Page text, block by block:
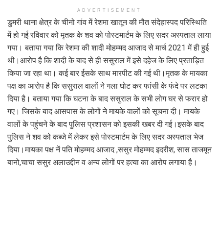
ADVERTISEMENT
डुमरी थाना क्षेत्र के चीनो गांव में रेशमा खातून की मौत संदेहास्पद परिस्थिति
में हो गई रविवार को मृतक के शव को पोस्टमार्टम के लिए सदर अस्पताल लाया
गया। बताया गया कि रेशमा की शादी मोहम्मद आजाद से मार्च 2021 में ही हुई
थी।आरोप है कि शादी के बाद से ही ससुराल में इसे दहेज के लिए प्रताड़ित
किया जा रहा था। कई बार ईसके साथ मारपीट की गई थी।मृतक के मायका
पक्ष का आरोप है कि ससुराल वालों ने गला घोट कर फांसी के फंदे पर लटका
दिया है। बताया गया कि घटना के बाद ससुराल के सभी लोग घर से फरार हो
गए। जिसके बाद आसपास के लोगों ने मायके वालों को सूचना दी। मायके
वालों के पहुंचने के बाद पुलिस प्रशासन को इसकी खबर दी गई।इसके बाद
पुलिस ने शव को कब्जे में लेकर इसे पोस्टमार्टम के लिए सदर अस्पताल भेज
दिया।मायका पक्ष नें पति मोहम्मद आजाद ,ससुर मोहम्मद इदरीश, सास ताजमून
बानो,चाचा ससुर अलाउद्दीन व अन्य लोगों पर हत्या का आरोप लगाया है।